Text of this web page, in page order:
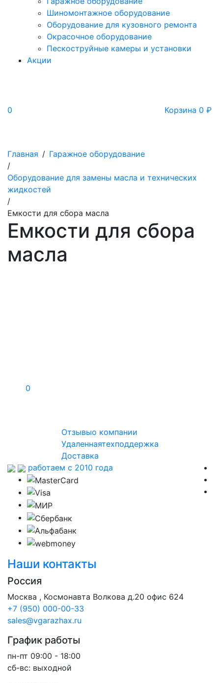
Шиномонтажное оборудование
Оборудование для кузовного ремонта
Окрасочное оборудование
Пескоструйные камеры и установки
Акции
0 Корзина 0 ₽
Главная / Гаражное оборудование
/
Оборудование для замены масла и технических
жидкостей
/
Емкости для сбора масла
Емкости для сбора
масла
0
Отзывыо компании
Удаленнаятехподдержка
Доставка
работаем с 2010 года
Наши контакты
Россия
Москва , Космонавта Волкова д.20 офис 624
+7 (950) 000-00-33
sales@vgarazhax.ru
График работы
пн-пт 09:00 - 18:00
сб-вс: выходной